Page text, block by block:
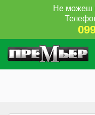
Не можеш